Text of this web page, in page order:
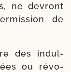
ne devront
de
des indul­
ou révo­